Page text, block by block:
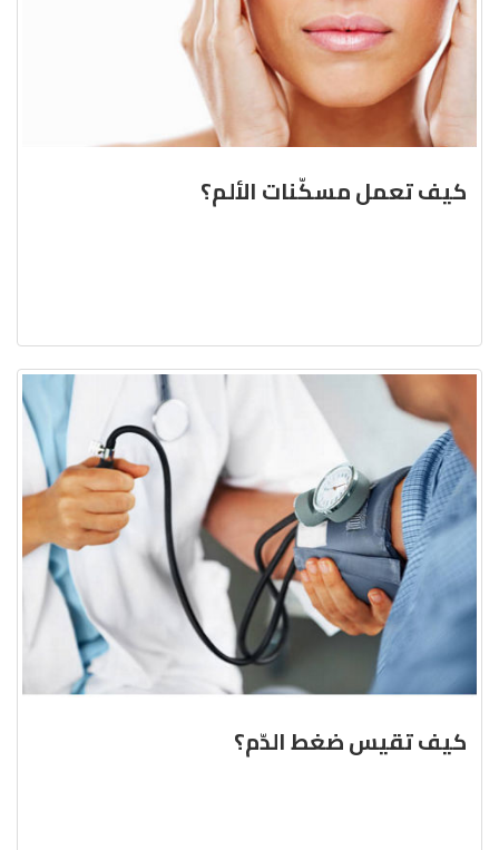
كيف تعمل مسكّنات الألم؟
كيف تقيس ضغط الدّم؟